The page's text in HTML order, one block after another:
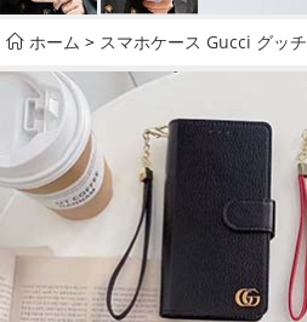
ホーム > スマホケース Gucci グッチ